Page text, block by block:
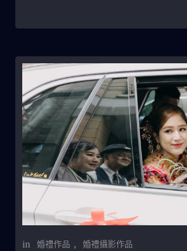
in 婚禮作品 , 婚禮攝影作品